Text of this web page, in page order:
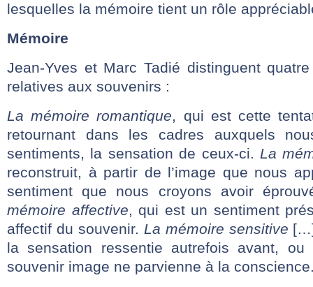
lesquelles la mémoire tient un rôle
Mémoire
Jean-Yves et Marc Tadié distinguent
relatives aux souvenirs :
La mémoire romantique, qui est cette
retournant dans les cadres auxquels
sentiments, la sensation de ceux-ci. La
reconstruit, à partir de l’image que nous
sentiment que nous croyons avoir
mémoire affective, qui est un sentiment
affectif du souvenir. La mémoire sensitive
la sensation ressentie autrefois avant,
souvenir image ne parvienne à la